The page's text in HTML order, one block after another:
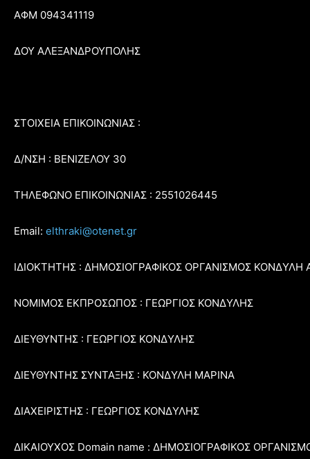
ΑΦΜ 094341119
ΔΟΥ ΑΛΕΞΑΝΔΡΟΥΠΟΛΗΣ
ΣΤΟΙΧΕΙΑ ΕΠΙΚΟΙΝΩΝΙΑΣ :
Δ/ΝΣΗ : ΒΕΝΙΖΕΛΟΥ 30
ΤΗΛΕΦΩΝΟ ΕΠΙΚΟΙΝΩΝΙΑΣ : 2551026445
Email: elthraki@otenet.gr
ΙΔΙΟΚΤΗΤΗΣ : ΔΗΜΟΣΙΟΓΡΑΦΙΚΟΣ ΟΡΓΑΝΙΣΜΟΣ ΚΟΝΔΥΛΗ
ΝΟΜΙΜΟΣ ΕΚΠΡΟΣΩΠΟΣ : ΓΕΩΡΓΙΟΣ ΚΟΝΔΥΛΗΣ
ΔΙΕΥΘΥΝΤΗΣ : ΓΕΩΡΓΙΟΣ ΚΟΝΔΥΛΗΣ
ΔΙΕΥΘΥΝΤΗΣ ΣΥΝΤΑΞΗΣ : ΚΟΝΔΥΛΗ ΜΑΡΙΝΑ
ΔΙΑΧΕΙΡΙΣΤΗΣ : ΓΕΩΡΓΙΟΣ ΚΟΝΔΥΛΗΣ
ΔΙΚΑΙΟΥΧΟΣ Domain name : ΔΗΜΟΣΙΟΓΡΑΦΙΚΟΣ